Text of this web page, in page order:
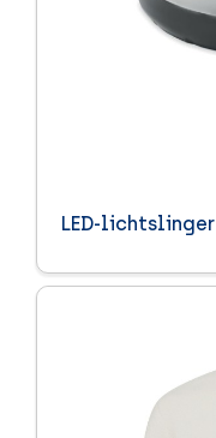
LED-lichtslinger